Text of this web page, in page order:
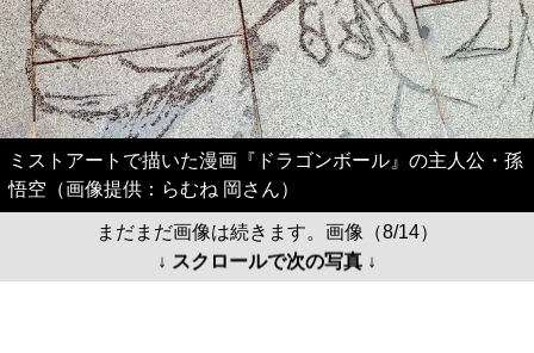
ミストアートで描いた漫画『ドラゴンボール』の主人公・孫
悟空（画像提供：らむね 岡さん）
まだまだ画像は続きます。画像（8/14）
↓ スクロールで次の写真 ↓